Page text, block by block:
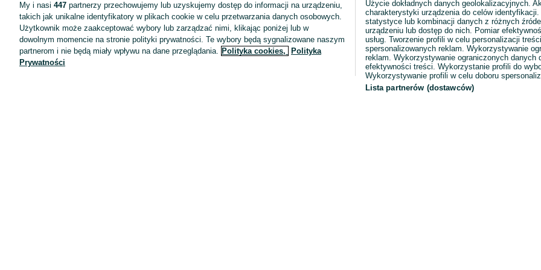
Oferta dla firm
Blog
Regulamin
Polityka prywatności
My i nasi 447 partnerzy przechowujemy lub uzyskujemy dostęp do informacji na urządzeniu,
takich jak unikalne identyfikatory w plikach cookie w celu przetwarzania danych osobowych.
Użytkownik może zaakceptować wybory lub zarządzać nimi, klikając poniżej lub w
dowolnym momencie na stronie polityki prywatności. Te wybory będą sygnalizowane naszym
partnerom i nie będą miały wpływu na dane przeglądania. Polityka cookies,
Polityka
Prywatności
Użycie dokładnych danych geolokalizacyjnych.
charakterystyki urządzenia do celów
statystyce lub kombinacji danych z różnych
urządzeniu lub dostęp do nich. Pomiar
usług. Tworzenie profili w celu personalizacji
spersonalizowanych reklam. Wykorzystywanie
reklam. Wykorzystywanie ograniczonych danych
efektywności treści. Wykorzystanie profili do
Wykorzystywanie profili w celu doboru
Lista partnerów (dostawców)